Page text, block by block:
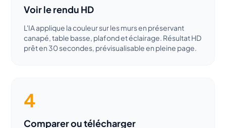
Voir le rendu HD
L'IA applique la couleur sur les murs en préservant
canapé, table basse, plafond et éclairage. Résultat HD
prêt en 30 secondes, prévisualisable en pleine page.
4
Comparer ou télécharger